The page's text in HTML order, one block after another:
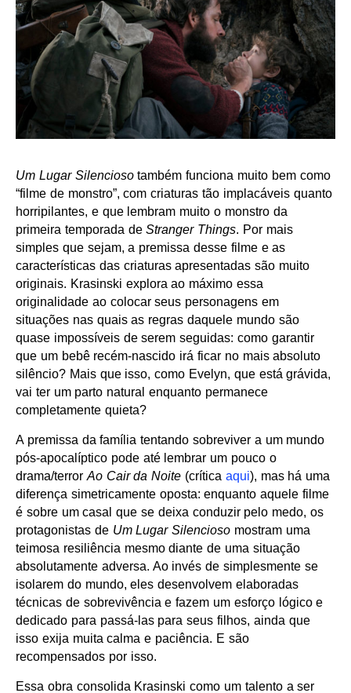
Um Lugar Silenciosotambém funciona muito bem como
“filme de monstro”, com criaturas tão implacáveis quanto
horripilantes, e que lembram muito o monstro da
primeira temporada deStranger Things. Por mais
simples que sejam, a premissa desse filme e as
características das criaturas apresentadas são muito
originais. Krasinski explora ao máximo essa
originalidade ao colocar seus personagens em
situações nas quais as regras daquele mundo são
quase impossíveis de serem seguidas: como garantir
que um bebê recém-nascido irá ficar no mais absoluto
silêncio? Mais que isso, como Evelyn, que está grávida,
vai ter um parto natural enquanto permanece
completamente quieta?
A premissa da família tentando sobreviver a um mundo
pós-apocalíptico pode até lembrar um pouco o
drama/terror Ao Cair da Noite (crítica aqui), mas há uma
diferença simetricamente oposta: enquanto aquele filme
é sobre um casal que se deixa conduzir pelo medo, os
protagonistas de Um Lugar Silencioso mostram uma
teimosa resiliência mesmo diante de uma situação
absolutamente adversa. Ao invés de simplesmente se
isolarem do mundo, eles desenvolvem elaboradas
técnicas de sobrevivência e fazem um esforço lógico e
dedicado para passá-las para seus filhos, ainda que
isso exija muita calma e paciência. E são
recompensados por isso.
Essa obra consolida Krasinski como um talento a ser